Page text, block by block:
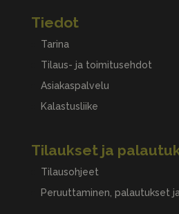
Tiedot
Tarina
Tilaus- ja toimitusehdot
Asiakaspalvelu
Kalastusliike
Tilaukset ja
Tilausohjeet
Peruuttaminen, palautukset